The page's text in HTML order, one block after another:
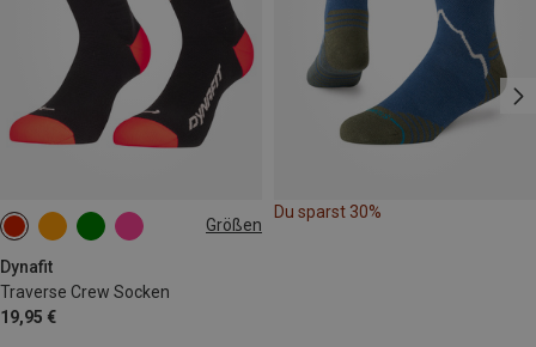
Größen
Dynafit
Traverse Crew Socken
19,95 €
35|36|37|38
39|40|41|42
43|44|45|46
Du sparst 30%